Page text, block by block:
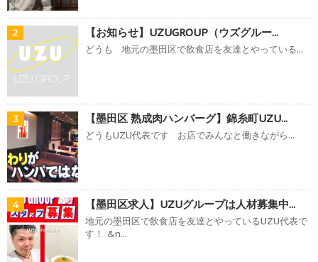
2 【お知らせ】UZUGROUP（ウズグルー...
どうも 地元の墨田区で飲食店を友達とやっている...
3 【墨田区 熟成肉ハンバーグ】錦糸町UZU...
どうもUZU代表です お店でみんなと働きながら...
4 【墨田区求人】UZUグループは人材募集中...
地元の墨田区で飲食店を友達とやっているUZU代表で
す！ &n...